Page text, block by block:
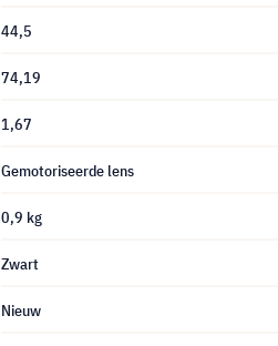
44,5
74,19
1,67
Gemotoriseerde lens
0,9 kg
Zwart
Nieuw